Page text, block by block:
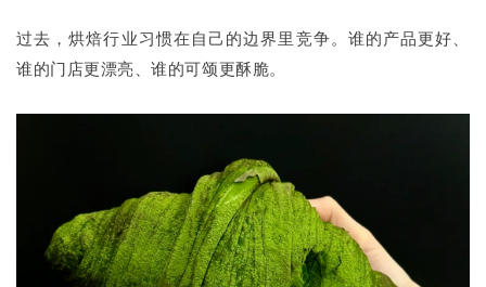
过去，烘焙行业习惯在自己的边界里竞争。谁的产品更好、
谁的门店更漂亮、谁的可颂更酥脆。